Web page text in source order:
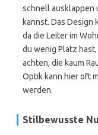
schnell ausklappen
kannst. Das Design
da die Leiter im
du wenig Platz
achten, die kaum
Optik kann hier oft
werden.
Stilbewusste